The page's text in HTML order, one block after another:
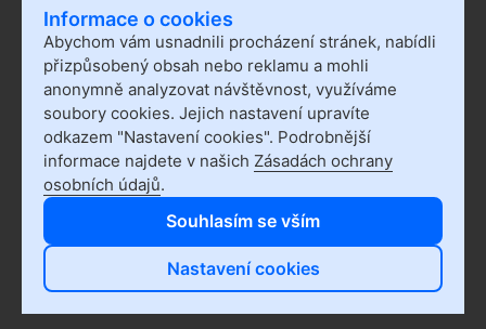
Přihlásit do Sofa
Kontakt
Události
Nastavení cookies
Blog
Linkedin
instagram
Informace o cookies
Abychom vám usnadnili procházení stránek, nabídli
přizpůsobený obsah nebo reklamu a mohli
anonymně analyzovat návštěvnost, využíváme
soubory cookies. Jejich nastavení upravíte
odkazem "Nastavení cookies". Podrobnější
informace najdete v našich Zásadách ochrany
osobních údajů.
Souhlasím se vším
Nastavení cookies